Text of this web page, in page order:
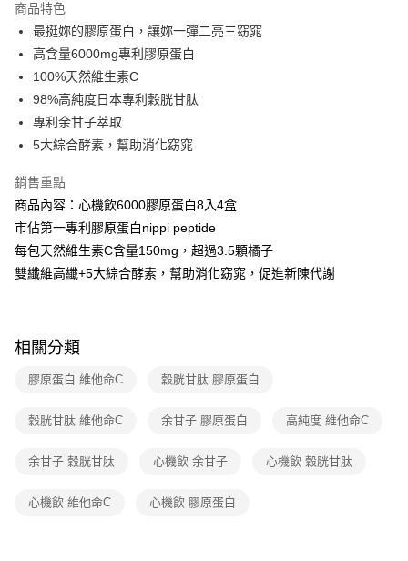
合作金庫商業銀行
華南商業銀行
彰化商業銀行
上海商業儲蓄銀行
國泰世華商業銀行
臺灣中小企業銀行
匯豐（台灣）商業銀行
聯邦商業銀行
元大商業銀行
台新國際商業銀行
台灣樂天信用卡公司
6 期 0 利率 每期
華南商業銀行
上海商業儲蓄銀行
國泰世華商業銀行
臺灣中小企業銀行
匯豐（台灣）商業銀行
元大商業銀行
玉山商業銀行
星展（台灣）商業銀行
台灣樂天信用卡公司
超商取貨付款
LINE Pay
Apple Pay
街口支付
悠遊付
全盈+PAY
全家取貨付款
每筆NT$90，滿NT$999(含以上)免運費
付款後全家取貨
每筆NT$90，滿NT$999(含以上)免運費
商品特色
最挺妳的膠原蛋白，讓妳一彈二亮三窈窕
高含量6000mg專利膠原蛋白
100%天然維生素C
98%高純度日本專利穀胱甘肽
專利余甘子萃取
5大綜合酵素，幫助消化窈窕
銷售重點
商品內容：心機飲6000膠原蛋白8入4盒
市佔第一專利膠原蛋白nippi peptide
每包天然維生素C含量150mg，超過3.5顆橘子
雙纖維高纖+5大綜合酵素，幫助消化窈窕，促進新陳代謝
相關分類
膠原蛋白 維他命C 穀胱甘肽 膠原蛋白
穀胱甘肽 維他命C 余甘子 膠原蛋白 高純度 維他命C
余甘子 穀胱甘肽 心機飲 余甘子 心機飲 穀胱甘肽
心機飲 維他命C 心機飲 膠原蛋白